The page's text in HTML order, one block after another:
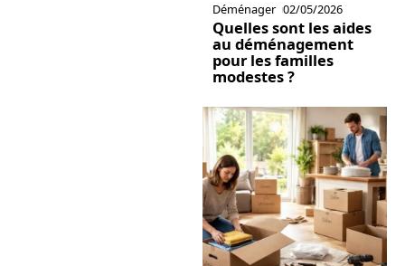
Déménager 02/05/2026
Quelles sont les aides
au déménagement
pour les familles
modestes ?